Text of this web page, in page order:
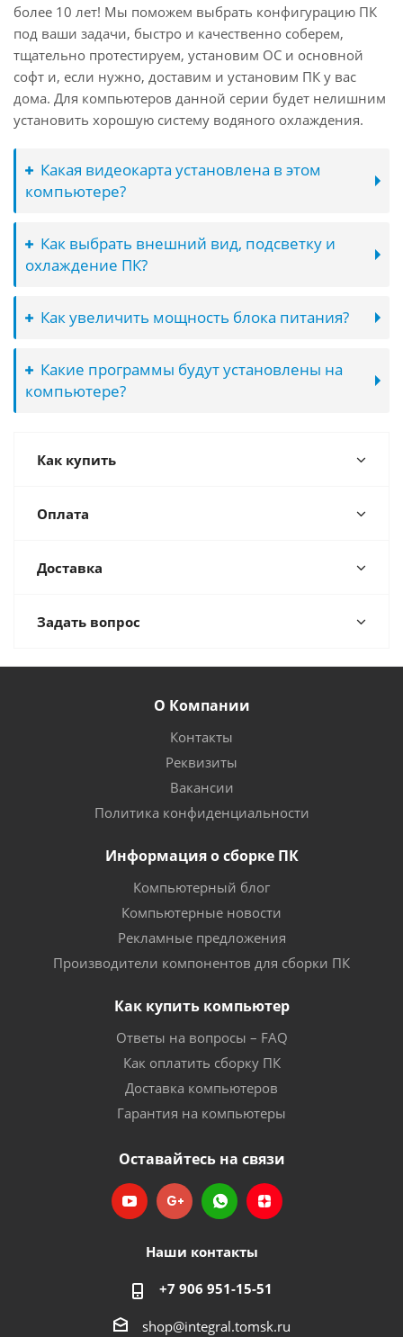
более 10 лет! Мы поможем выбрать конфигурацию ПК
под ваши задачи, быстро и качественно соберем,
тщательно протестируем, установим ОС и основной
софт и, если нужно, доставим и установим ПК у вас
дома. Для компьютеров данной серии будет нелишним
установить хорошую систему водяного охлаждения.
Какая видеокарта установлена в этом
компьютере?
Как выбрать внешний вид, подсветку и
охлаждение ПК?
Как увеличить мощность блока питания?
Какие программы будут установлены на
компьютере?
Как купить
Оплата
Доставка
Задать вопрос
О Компании
Контакты
Реквизиты
Вакансии
Политика конфиденциальности
Информация о сборке ПК
Компьютерный блог
Компьютерные новости
Рекламные предложения
Производители компонентов для сборки ПК
Как купить компьютер
Ответы на вопросы – FAQ
Как оплатить сборку ПК
Доставка компьютеров
Гарантия на компьютеры
Оставайтесь на связи
Наши контакты
+7 906 951-15-51
shop@integral.tomsk.ru